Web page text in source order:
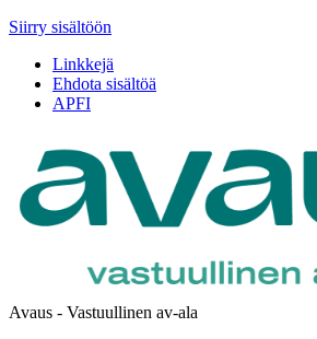
Siirry sisältöön
Linkkejä
Ehdota sisältöä
APFI
Avaus - Vastuullinen av-ala